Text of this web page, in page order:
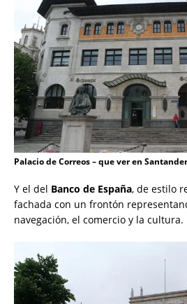
Palacio de Correos – que ver en Santander
Y el del Banco de España, de estilo
fachada con un frontón
navegación, el comercio y la cultura.